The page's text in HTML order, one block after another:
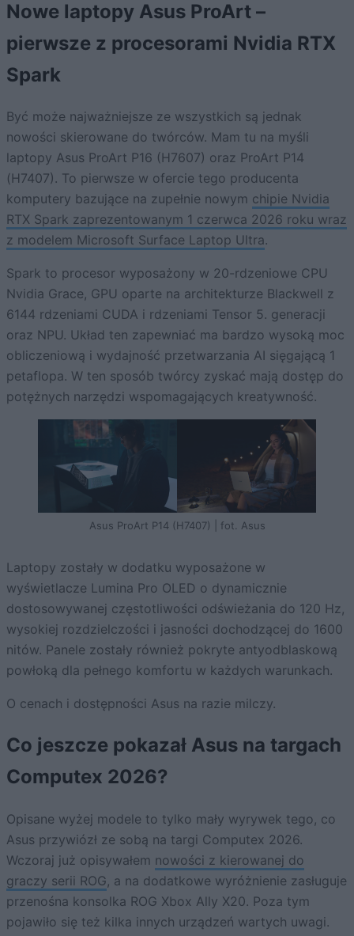
Nowe laptopy Asus ProArt –
pierwsze z procesorami Nvidia RTX
Spark
Być może najważniejsze ze wszystkich są jednak
nowości skierowane do twórców. Mam tu na myśli
laptopy Asus ProArt P16 (H7607) oraz ProArt P14
(H7407). To pierwsze w ofercie tego producenta
komputery bazujące na zupełnie nowym chipie Nvidia
RTX Spark zaprezentowanym 1 czerwca 2026 roku wraz
z modelem Microsoft Surface Laptop Ultra.
Spark to procesor wyposażony w 20-rdzeniowe CPU
Nvidia Grace, GPU oparte na architekturze Blackwell z
6144 rdzeniami CUDA i rdzeniami Tensor 5. generacji
oraz NPU. Układ ten zapewniać ma bardzo wysoką moc
obliczeniową i wydajność przetwarzania AI sięgającą 1
petaflopa. W ten sposób twórcy zyskać mają dostęp do
potężnych narzędzi wspomagających kreatywność.
Asus ProArt P14 (H7407) | fot. Asus
Laptopy zostały w dodatku wyposażone w
wyświetlacze Lumina Pro OLED o dynamicznie
dostosowywanej częstotliwości odświeżania do 120 Hz,
wysokiej rozdzielczości i jasności dochodzącej do 1600
nitów. Panele zostały również pokryte antyodblaskową
powłoką dla pełnego komfortu w każdych warunkach.
O cenach i dostępności Asus na razie milczy.
Co jeszcze pokazał Asus na targach
Computex 2026?
Opisane wyżej modele to tylko mały wyrywek tego, co
Asus przywiózł ze sobą na targi Computex 2026.
Wczoraj już opisywałem nowości z kierowanej do
graczy serii ROG, a na dodatkowe wyróżnienie zasługuje
przenośna konsolka ROG Xbox Ally X20. Poza tym
pojawiło się też kilka innych urządzeń wartych uwagi.